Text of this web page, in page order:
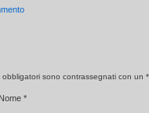
sono contrassegnati con un *
Nome *